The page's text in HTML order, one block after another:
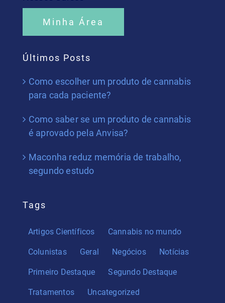
Minha Área
Últimos Posts
Como escolher um produto de cannabis
para cada paciente?
Como saber se um produto de cannabis
é aprovado pela Anvisa?
Maconha reduz memória de trabalho,
segundo estudo
Tags
Artigos Científicos Cannabis no mundo
Colunistas Geral Negócios Notícias
Primeiro Destaque Segundo Destaque
Tratamentos Uncategorized